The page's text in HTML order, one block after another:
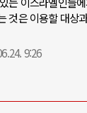
것은 이용할 대상
9:26